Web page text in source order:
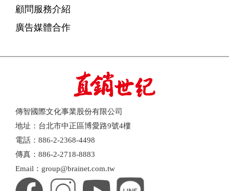
顧問服務介紹
廣告媒體合作
傳智國際文化事業股份有限公司
地址：台北市中正區博愛路9號4樓
電話：886-2-2368-4498
傳真：886-2-2718-8883
Email：group@brainet.com.tw